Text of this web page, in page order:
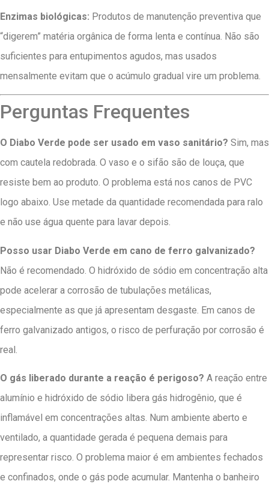
Enzimas biológicas: Produtos de manutenção preventiva que
“digerem” matéria orgânica de forma lenta e contínua. Não são
suficientes para entupimentos agudos, mas usados
mensalmente evitam que o acúmulo gradual vire um problema.
Perguntas Frequentes
O Diabo Verde pode ser usado em vaso sanitário? Sim, mas
com cautela redobrada. O vaso e o sifão são de louça, que
resiste bem ao produto. O problema está nos canos de PVC
logo abaixo. Use metade da quantidade recomendada para ralo
e não use água quente para lavar depois.
Posso usar Diabo Verde em cano de ferro galvanizado?
Não é recomendado. O hidróxido de sódio em concentração alta
pode acelerar a corrosão de tubulações metálicas,
especialmente as que já apresentam desgaste. Em canos de
ferro galvanizado antigos, o risco de perfuração por corrosão é
real.
O gás liberado durante a reação é perigoso? A reação entre
alumínio e hidróxido de sódio libera gás hidrogênio, que é
inflamável em concentrações altas. Num ambiente aberto e
ventilado, a quantidade gerada é pequena demais para
representar risco. O problema maior é em ambientes fechados
e confinados, onde o gás pode acumular. Mantenha o banheiro